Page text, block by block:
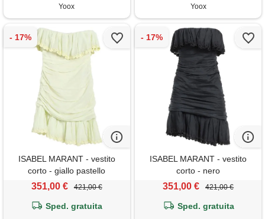
Yoox
Yoox
ISABEL MARANT - vestito
corto - giallo pastello
351,00 € 421,00 €
Sped. gratuita
ISABEL MARANT - vestito
corto - nero
351,00 € 421,00 €
Sped. gratuita